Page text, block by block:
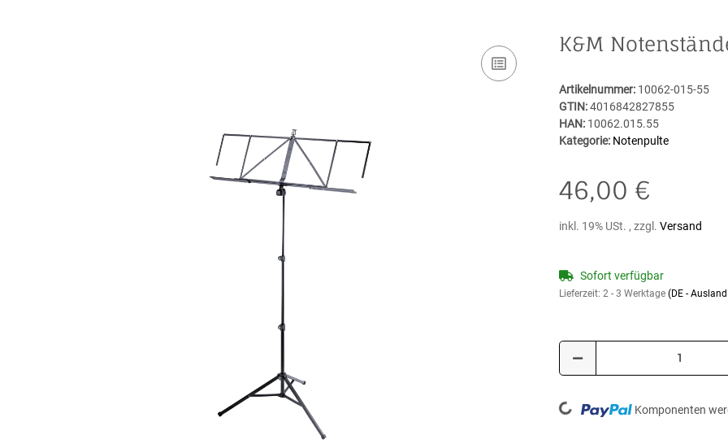
K&M
Artikelnummer: 10062-015-55
GTIN:4016842827855
HAN: 10062.015.55
Kategorie: Notenpulte
46,00 €
inkl. 19% USt. , zzgl. Versand
Sofort verfügbar
Lieferzeit: 2 - 3 Werktage (DE -
Loading... Komponenten